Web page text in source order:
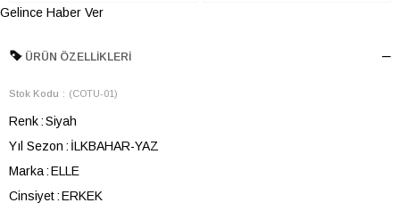
Gelince Haber Ver
ÜRÜN ÖZELLIKLERI
Stok Kodu (COTU-01)
Renk Siyah
Yıl Sezon
İLKBAHAR-YAZ
Marka ELLE
Cinsiyet ERKEK